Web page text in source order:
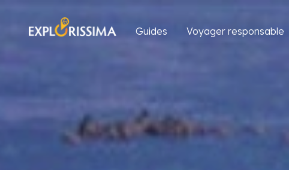
Guides Voyager responsable